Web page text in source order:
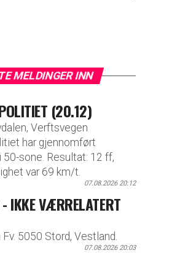
MELDINGER INN
(20.12)
Verftsvegen
har gjennomført
sone. Resultat: 12 ff,
var 69 km/t.
07.08.2026 20:12
IKKE VÆRRELATERT
5050 Stord, Vestland.
07.08.2026 20:03